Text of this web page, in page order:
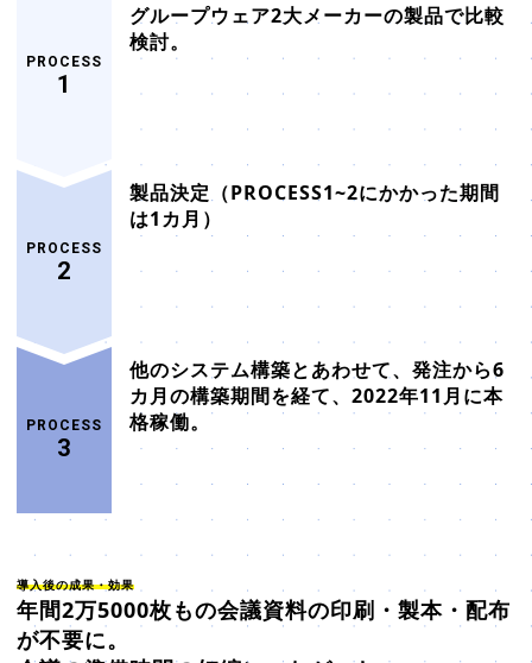
PROCESS
1
グループウェア2大メーカーの製品で比較
検討。
PROCESS
2
製品決定（PROCESS1~2にかかった期間
は1カ月）
PROCESS
3
他のシステム構築とあわせて、発注から6
カ月の構築期間を経て、2022年11月に本
格稼働。
導入後の成果・効果
年間2万5000枚もの会議資料の印刷・製本・配布
が不要に。